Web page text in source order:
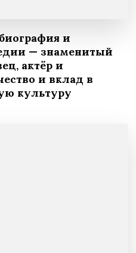
и
— знаменитый
актёр и
и вклад в
культуру